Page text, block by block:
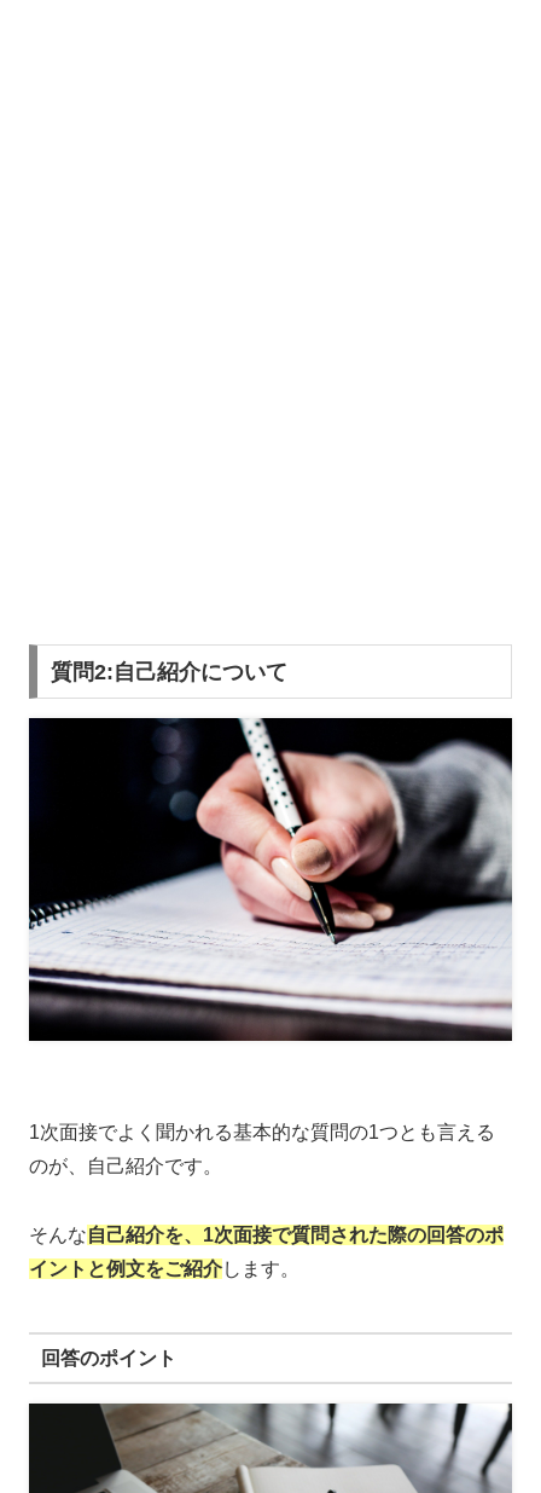
質問2:自己紹介について
1次面接でよく聞かれる基本的な質問の1つとも言える
のが、自己紹介です。
そんな自己紹介を、1次面接で質問された際の回答のポ
イントと例文をご紹介します。
回答のポイント